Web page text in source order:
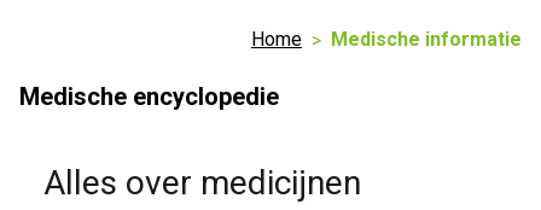
Home Medische informatie
Medische encyclopedie
Alles over medicijnen